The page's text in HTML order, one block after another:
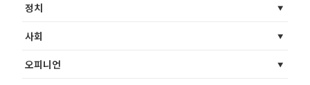
정치
사회
오피니언